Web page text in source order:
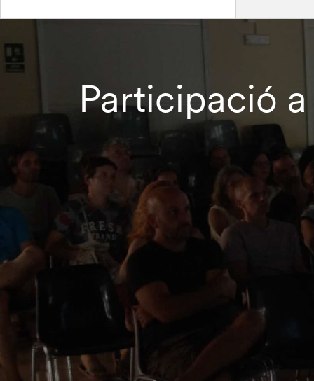
Participació